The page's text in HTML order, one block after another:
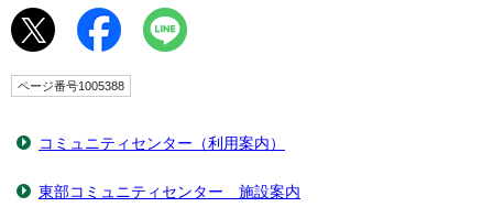
ページ番号1005388
コミュニティセンター（利用案内）
東部コミュニティセンター 施設案内